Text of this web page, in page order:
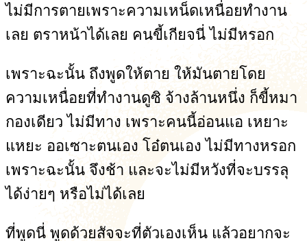
ไม่มีการตายเพราะความเหน็ดเหนื่อยทำงาน
เลย ตราหน้าได้เลย คนขี้เกียจนี่ ไม่มีหรอก
เพราะฉะนั้น ถึงพูดให้ตาย ให้มันตายโดย
ความเหนื่อยที่ทำงานดูซิ จ้างล้านหนึ่ง ก็ขี้หมา
กองเดียว ไม่มีทาง เพราะคนนี้อ่อนแอ เหยาะ
แหยะ ออเซาะตนเอง โอ๋ตนเอง ไม่มีทางหรอก
เพราะฉะนั้น จึงช้า และจะไม่มีหวังที่จะบรรลุ
ได้ง่ายๆ หรือไม่ได้เลย
ที่พูดนี่ พูดด้วยสัจจะที่ตัวเองเห็น แล้วอยากจะ